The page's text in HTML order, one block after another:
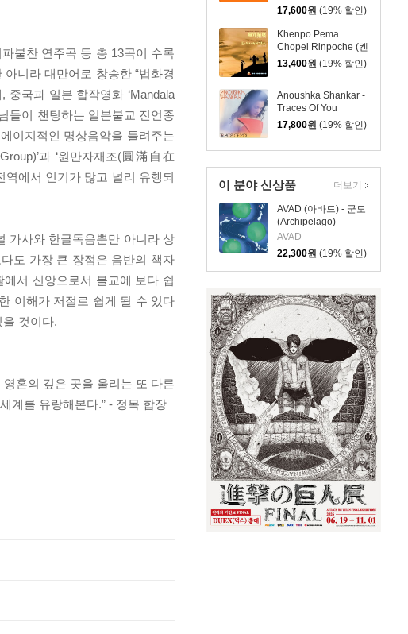
17,600원 (19% 할인)
Khenpo Pema
Chopel Rinpoche (켄
포 페마 초펠 린포체)
祈請文)
13,400원 (19% 할인)
Anoushka Shankar -
Traces Of You
17,800원 (19% 할인)
이 분야 신상품
AVAD (아바드) - 군도
(Archipelago)
AVAD
22,300원 (19% 할인)
더보기
불찬 연주곡 등 총 13곡이 수록
아니라 대만어로 창송한 “법화경
중국과 일본 합작영화 ‘Mandala
들이 챈팅하는 일본불교 진언종
이지적인 명상음악을 들려주는
과 ‘원만자재조(圓滿自在
에서 인기가 많고 널리 유행되
가사와 한글독음뿐만 아니라 상
도 가장 큰 장점은 음반의 책자
서 신앙으로서 불교에 보다 쉽
한 이해가 저절로 쉽게 될 수 있다
것이다.
혼의 깊은 곳을 울리는 또 다른
계를 유랑해본다.” - 정목 합장